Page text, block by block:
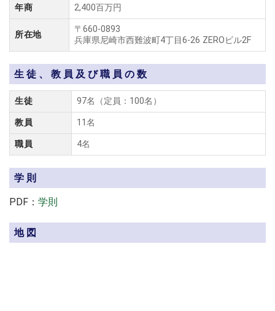
年商 2,400百万円
所在地
〒660-0893
兵庫県尼崎市西難波町4丁目6-26 ZEROビル2F
生徒、教員及び職員の数
生徒 97名（定員：100名）
教員 11名
職員 4名
学則
PDF： 学則
地図